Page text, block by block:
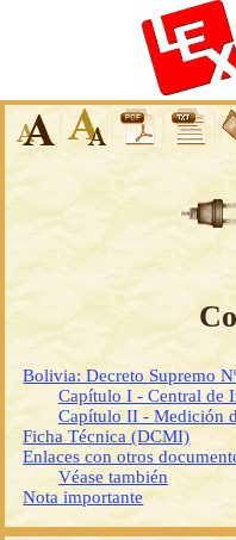
Bolivia: Decreto Supremo
Capítulo I - Central de
Capítulo II - Medición
Ficha Técnica (DCMI)
Enlaces con otros
Véase también
Nota importante